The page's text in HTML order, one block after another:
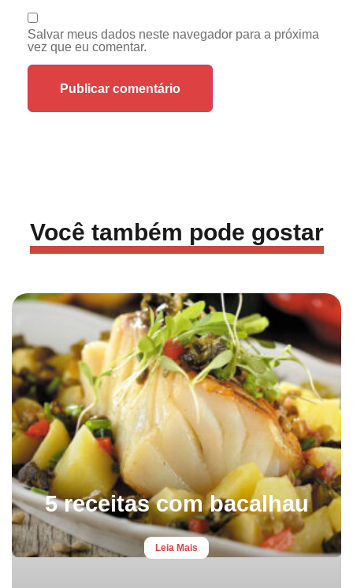
Salvar meus dados neste navegador para a próxima
vez que eu comentar.
Você também pode gostar
5 receitas com bacalhau
Leia Mais